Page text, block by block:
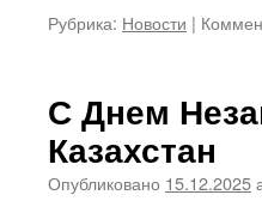
Рубрика: Новости |
С Днем
Казахстан
Опубликовано 15.12.2025